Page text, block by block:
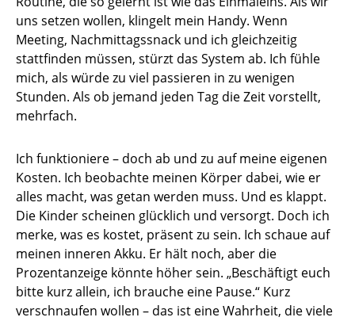
uns setzen wollen, klingelt mein Handy. Wenn
Meeting, Nachmittagssnack und ich gleichzeitig
stattfinden müssen, stürzt das System ab. Ich fühle
mich, als würde zu viel passieren in zu wenigen
Stunden. Als ob jemand jeden Tag die Zeit vorstellt,
mehrfach.
Ich funktioniere – doch ab und zu auf meine eigenen
Kosten. Ich beobachte meinen Körper dabei, wie er
alles macht, was getan werden muss. Und es klappt.
Die Kinder scheinen glücklich und versorgt. Doch ich
merke, was es kostet, präsent zu sein. Ich schaue auf
meinen inneren Akku. Er hält noch, aber die
Prozentanzeige könnte höher sein. „Beschäftigt euch
bitte kurz allein, ich brauche eine Pause.“ Kurz
verschnaufen wollen – das ist eine Wahrheit, die viele